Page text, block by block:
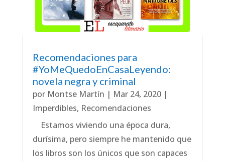
Recomendaciones para
#YoMeQuedoEnCasaLeyendo:
novela negra y criminal
por Montse Martín | Mar 24, 2020|
Imperdibles, Recomendaciones
Estamos viviendo una época dura,
durísima, pero siempre he mantenido que
los libros son los únicos que son capaces